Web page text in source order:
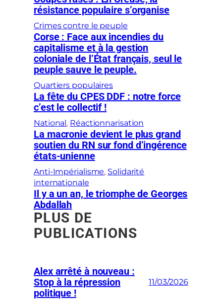
résistance populaire s’organise
Crimes contre le peuple
Corse : Face aux incendies du
capitalisme et à la gestion
coloniale de l’État français, seul le
peuple sauve le peuple.
Quartiers populaires
La fête du CPES DDF : notre force
c’est le collectif !
National , Réactionnarisation
La macronie devient le plus grand
soutien du RN sur fond d’ingérence
états-unienne
Anti-Impérialisme, Solidarité
internationale
Il y a un an, le triomphe de Georges
Abdallah
PLUS DE
PUBLICATIONS
Alex arrêté à nouveau :
Stop à la répression
politique !
11/03/2026